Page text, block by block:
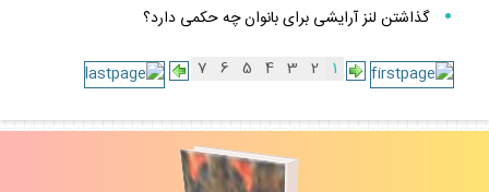
گذاشتن لنز آرايشى براى بانوان چه حكمى دارد؟